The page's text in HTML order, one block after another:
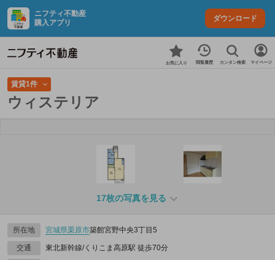
ニフティ不動産
購入アプリ
ダウンロード
お気に入り 閲覧履歴 カンタン検索 マイページ
賃貸1件
ウィステリア
17枚の写真を見る
所在地 宮城県栗原市築館宮野中央3丁目5
交通 東北新幹線/くりこま高原駅 徒歩70分